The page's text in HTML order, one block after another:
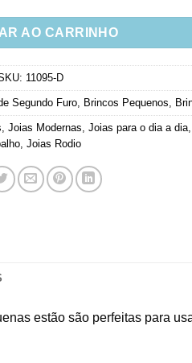
AO CARRINHO
11095-D
Segundo Furo Brincos Pequenos
Joias Modernas Joias para o dia a dia,
, Joias Rodio
estão são perfeitas para